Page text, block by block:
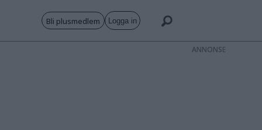
Bli plusmedlem Logga in
ANNONS